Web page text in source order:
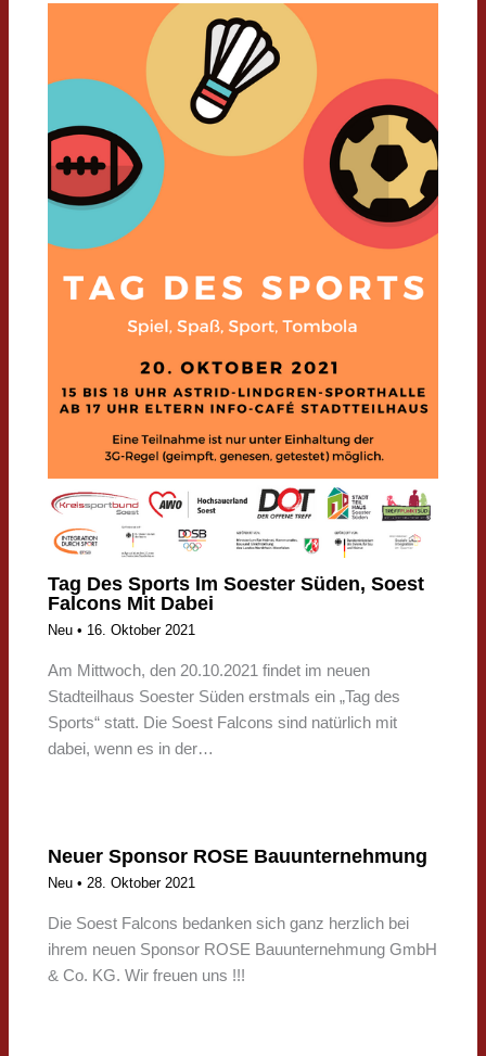
Tag Des Sports Im Soester Süden, Soest
Falcons Mit Dabei
Neu • 16. Oktober 2021
Am Mittwoch, den 20.10.2021 findet im neuen
Stadteilhaus Soester Süden erstmals ein „Tag des
Sports“ statt. Die Soest Falcons sind natürlich mit
dabei, wenn es in der…
Neuer Sponsor ROSE Bauunternehmung
Neu •28. Oktober 2021
Die Soest Falcons bedanken sich ganz herzlich bei
ihrem neuen Sponsor ROSE Bauunternehmung GmbH
& Co. KG. Wir freuen uns !!!